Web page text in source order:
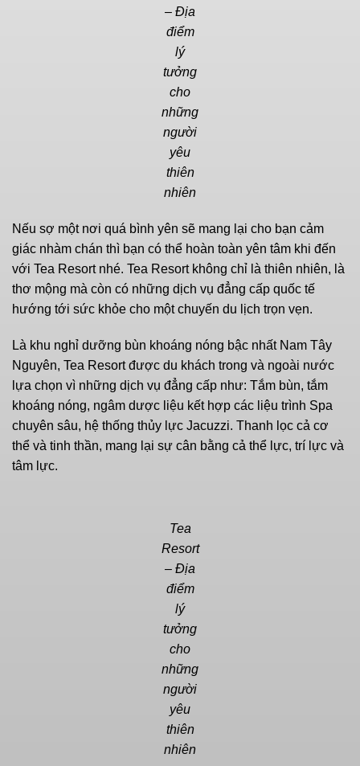
– Địa
điểm
lý
tưởng
cho
những
người
yêu
thiên
nhiên
Nếu sợ một nơi quá bình yên sẽ mang lại cho bạn cảm
giác nhàm chán thì bạn có thể hoàn toàn yên tâm khi đến
với Tea Resort nhé. Tea Resort không chỉ là thiên nhiên, là
thơ mộng mà còn có những dịch vụ đẳng cấp quốc tế
hướng tới sức khỏe cho một chuyến du lịch trọn vẹn.
Là khu nghỉ dưỡng bùn khoáng nóng bậc nhất Nam Tây
Nguyên, Tea Resort được du khách trong và ngoài nước
lựa chọn vì những dịch vụ đẳng cấp như: Tắm bùn, tắm
khoáng nóng, ngâm dược liệu kết hợp các liệu trình Spa
chuyên sâu, hệ thống thủy lực Jacuzzi. Thanh lọc cả cơ
thể và tinh thần, mang lại sự cân bằng cả thể lực, trí lực và
tâm lực.
Tea
Resort
– Địa
điểm
lý
tưởng
cho
những
người
yêu
thiên
nhiên